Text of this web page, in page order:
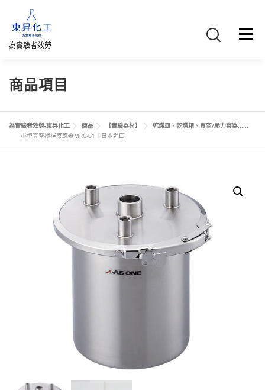
為實驗者效勞
選單
首頁 關於我們
網路商店 直購專區 詢價車、購物車/會員
商品項目
為實驗者效勞-東昇化工 商品 【實驗器材】
乾燥皿、乾燥箱、真空/壓力容器......
小型真空攪拌反應器MRC-01｜日本進口